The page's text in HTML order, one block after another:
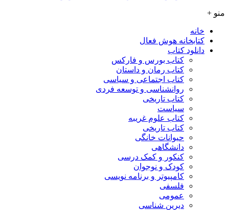
منو +
خانه
کتابخانه هوش فعال
دانلود کتاب
کتاب بورس و فارکس
کتاب رمان و داستان
کتاب اجتماعی و سیاسی
روانشناسی و توسعه فردی
کتاب تاریخی
سیاست
کتاب علوم غریبه
کتاب تاریخی
حیوانات خانگی
دانشگاهی
کنکور و کمک‌ درسی
کودک و نوجوان
کامپیوتر و برنامه نویسی
فلسفی
عمومی
دیرین شناسی